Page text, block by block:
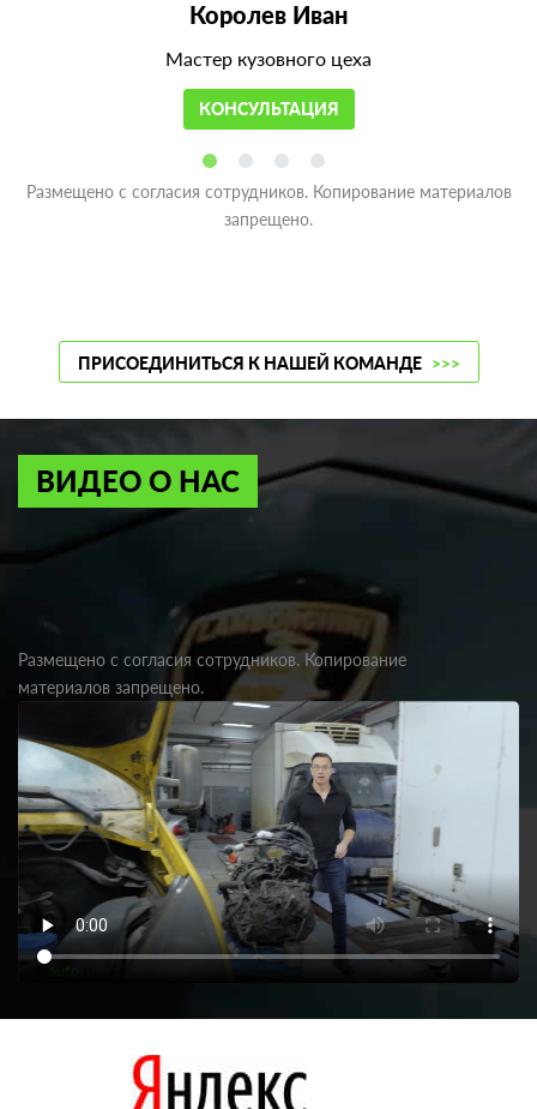
Королев Иван
Мастер кузовного цеха
КОНСУЛЬТАЦИЯ
Размещено с согласия сотрудников. Копирование материалов
запрещено.
ПРИСОЕДИНИТЬСЯ К НАШЕЙ КОМАНДЕ >>>
ВИДЕО О НАС
Размещено с согласия сотрудников. Копирование
материалов запрещено.